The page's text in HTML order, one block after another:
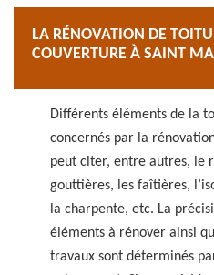
LA RÉNOVATION DE
COUVERTURE À SAINT
Différents éléments de la
concernés par la
peut citer, entre autres, le
gouttières, les faîtières,
la charpente, etc. La
éléments à rénover ainsi
travaux sont déterminés